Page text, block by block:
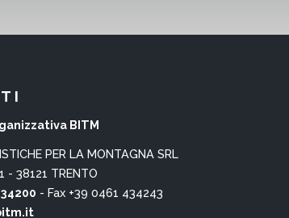
BITM
PER LA MONTAGNA SRL
- 38121 TRENTO
- Fax +39 0461 434243